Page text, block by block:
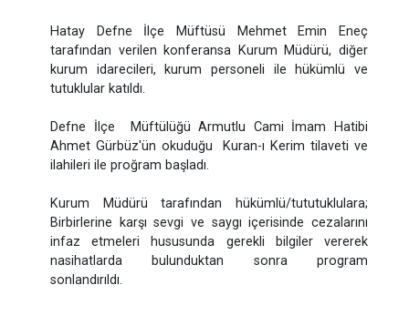
Hatay Defne İlçe Müftüsü Mehmet Emin Eneç
tarafından verilen konferansa Kurum Müdürü, diğer
kurum idarecileri, kurum personeli ile hükümlü ve
tutuklular katıldı.
Defne İlçe Müftülüğü Armutlu Cami İmam Hatibi
Ahmet Gürbüz'ün okuduğu Kuran-ı Kerim tilaveti ve
ilahileri ile proğram başladı.
Kurum Müdürü tarafından hükümlü/tututuklulara;
Birbirlerine karşı sevgi ve saygı içerisinde cezalarını
infaz etmeleri hususunda gerekli bilgiler vererek
nasihatlarda bulunduktan sonra program
sonlandırıldı.